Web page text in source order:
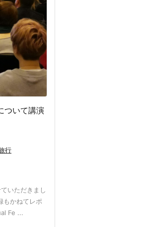
ついて講演
行
いただきまし
もかねてレポ
Fe ...